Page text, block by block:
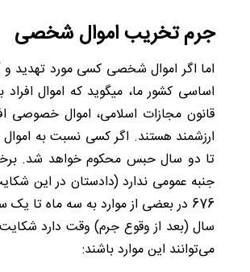
جرم تخریب اموال شخصی
ارزشمند هستند. اگر کسی نسبت به
تا دو سال حبس محکوم خواهد شد.
جنبه عمومی ندارد (دادستان در این
676 در بعضی از موارد به سه ماه تا
سال (بعد از وقوع جرم) وقت دارد
می‌توانند این موارد باشند: